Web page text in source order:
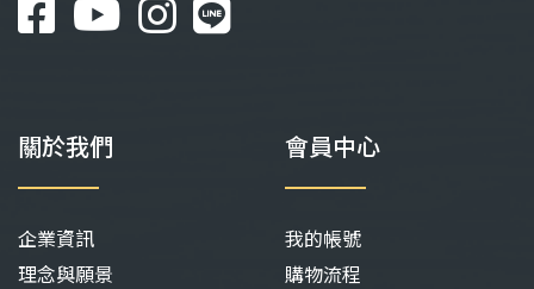
關於我們
企業資訊
理念與願景
會員中心
我的帳號
購物流程